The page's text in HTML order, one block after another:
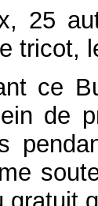
25
tricot,
ce
de